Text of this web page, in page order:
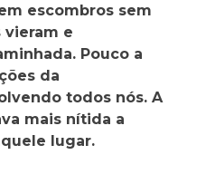
escombros sem
vieram e
Pouco a
da
todos nós. A
mais nítida a
lugar.